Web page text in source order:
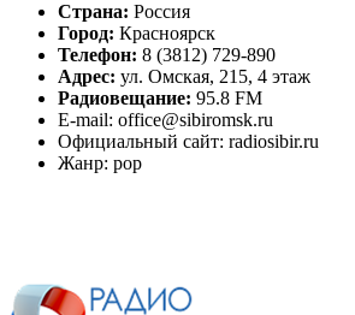
Страна: Россия
Город: Красноярск
Телефон: 8 (3812) 729-890
Адрес: ул. Омская, 215, 4 этаж
Радиовещание: 95.8 FM
E-mail: office@sibiromsk.ru
Официальный сайт: radiosibir.ru
Жанр: pop